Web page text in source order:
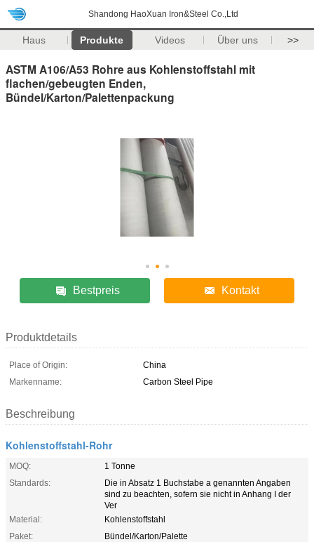
Shandong HaoXuan Iron&Steel Co.,Ltd
Haus Produkte Videos Über uns >>
ASTM A106/A53 Rohre aus Kohlenstoffstahl mit
flachen/gebeugten Enden,
Bündel/Karton/Palettenpackung
Bestpreis Kontakt
Produktdetails
Place of Origin:
China
Markenname:
Carbon Steel Pipe
Beschreibung
Kohlenstoffstahl-Rohr
MOQ:
1 Tonne
Standards:
Die in Absatz 1 Buchstabe a genannten Angaben
sind zu beachten, sofern sie nicht in Anhang I der
Ver
Material:
Kohlenstoffstahl
Paket:
Bündel/Karton/Palette